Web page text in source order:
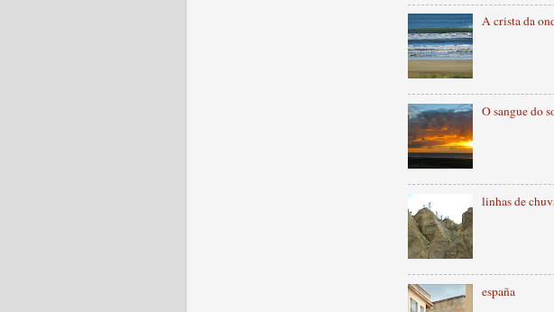
A crista da
O sangue do
linhas de
españa